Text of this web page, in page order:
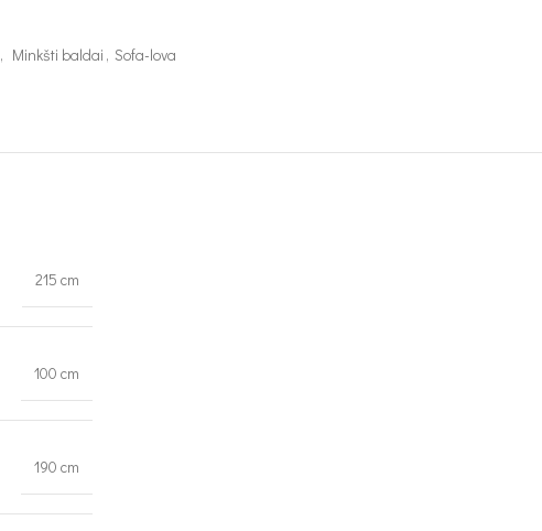
, Minkšti baldai , Sofa-lova
215 cm
100 cm
190 cm